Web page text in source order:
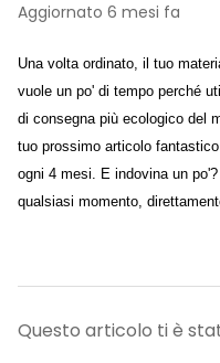
Aggiornato 6 mesi fa
Una volta ordinato, il tuo
vuole un po' di tempo perché
di consegna più ecologico del
tuo prossimo articolo
ogni 4 mesi. E indovina un
qualsiasi momento,
Questo articolo ti è